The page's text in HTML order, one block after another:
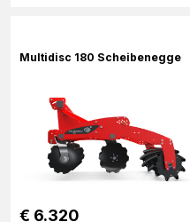
Multidisc 180 Scheibenegge
€ 6.320